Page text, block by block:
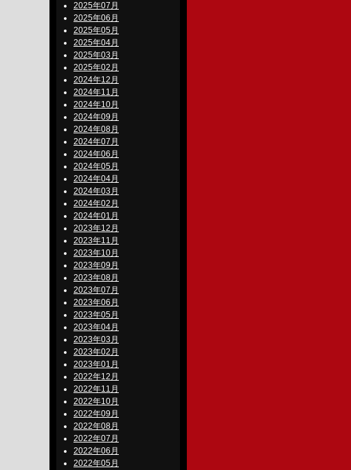
2025年07月
2025年06月
2025年05月
2025年04月
2025年03月
2025年02月
2024年12月
2024年11月
2024年10月
2024年09月
2024年08月
2024年07月
2024年06月
2024年05月
2024年04月
2024年03月
2024年02月
2024年01月
2023年12月
2023年11月
2023年10月
2023年09月
2023年08月
2023年07月
2023年06月
2023年05月
2023年04月
2023年03月
2023年02月
2023年01月
2022年12月
2022年11月
2022年10月
2022年09月
2022年08月
2022年07月
2022年06月
2022年05月